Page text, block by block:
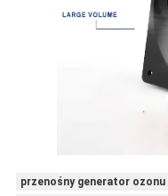
przenośny generator ozonu